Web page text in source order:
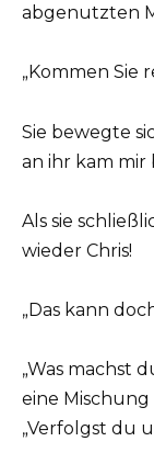
abgenutzten
„Kommen Sie
Sie bewegte
an ihr kam mir
Als sie
wieder Chris!
„Das kann
„Was machst
eine
„Verfolgst du